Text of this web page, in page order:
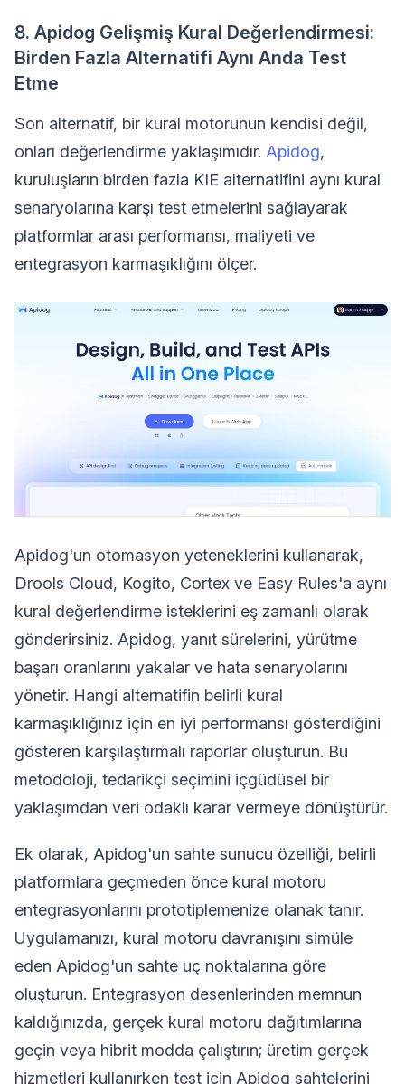
8. Apidog Gelişmiş Kural Değerlendirmesi:
Birden Fazla Alternatifi Aynı Anda Test
Etme
Son alternatif, bir kural motorunun kendisi değil,
onları değerlendirme yaklaşımıdır. Apidog,
kuruluşların birden fazla KIE alternatifini aynı kural
senaryolarına karşı test etmelerini sağlayarak
platformlar arası performansı, maliyeti ve
entegrasyon karmaşıklığını ölçer.
Apidog'un otomasyon yeteneklerini kullanarak,
Drools Cloud, Kogito, Cortex ve Easy Rules'a aynı
kural değerlendirme isteklerini eş zamanlı olarak
gönderirsiniz. Apidog, yanıt sürelerini, yürütme
başarı oranlarını yakalar ve hata senaryolarını
yönetir. Hangi alternatifin belirli kural
karmaşıklığınız için en iyi performansı gösterdiğini
gösteren karşılaştırmalı raporlar oluşturun. Bu
metodoloji, tedarikçi seçimini içgüdüsel bir
yaklaşımdan veri odaklı karar vermeye dönüştürür.
Ek olarak, Apidog'un sahte sunucu özelliği, belirli
platformlara geçmeden önce kural motoru
entegrasyonlarını prototiplemenize olanak tanır.
Uygulamanızı, kural motoru davranışını simüle
eden Apidog'un sahte uç noktalarına göre
oluşturun. Entegrasyon desenlerinden memnun
kaldığınızda, gerçek kural motoru dağıtımlarına
geçin veya hibrit modda çalıştırın; üretim gerçek
hizmetleri kullanırken test için Apidog sahtelerini